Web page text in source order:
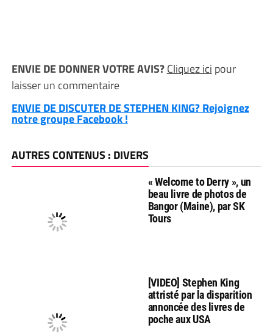
ENVIE DE DONNER VOTRE AVIS?Cliquez ici pour
laisser un commentaire
ENVIE DE DISCUTER DE STEPHEN KING? Rejoignez
notre groupe Facebook !
AUTRES CONTENUS : DIVERS
« Welcome to Derry », un
beau livre de photos de
Bangor (Maine), par SK
Tours
[VIDEO] Stephen King
attristé par la disparition
annoncée des livres de
poche aux USA